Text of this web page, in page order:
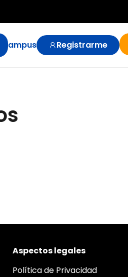
campus Registrarme
Aspectos legales
Política de Privacidad